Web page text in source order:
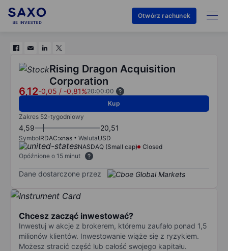
Otwórz rachunek
Rising Dragon Acquisition
Corporation
6,12-0,05 / -0,81%20:00:00
Kup
Zakres 52-tygodniowy
4,59 20,51
SymbolRDAC:xnas WalutaUSD
NASDAQ (Small cap)
Closed
Opóźnione o 15 minut
Dane dostarczone przez
Chcesz zacząć inwestować?
Inwestuj w akcje z brokerem, któremu zaufało ponad 1,5
milionów klientów. Inwestowanie wiąże się z ryzykiem.
Możesz stracić część lub całość swojego kapitału.